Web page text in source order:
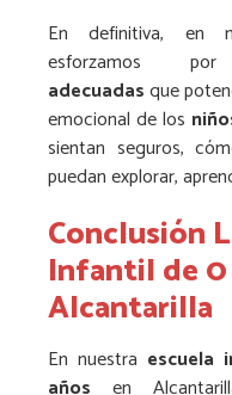
En definitiva, en
esforzamos
adecuadasque
emocional de los
sientan seguros,
puedan explorar,
Conclusión
Infantil de 0
Alcantarilla
En nuestra escuela
años en